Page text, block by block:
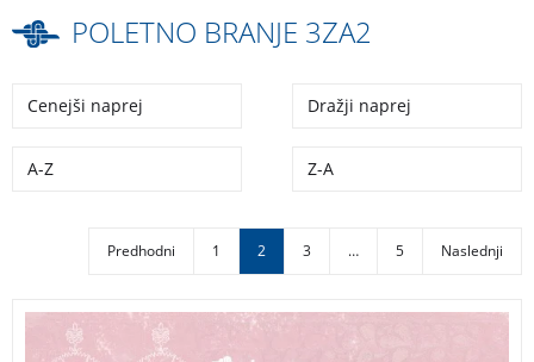
POLETNO BRANJE 3ZA2
Cenejši naprej Dražji naprej
A-Z Z-A
Predhodni 1 2 3 … 5 Naslednji
Ezan je mojstrsko dovršen lirski roman epskih